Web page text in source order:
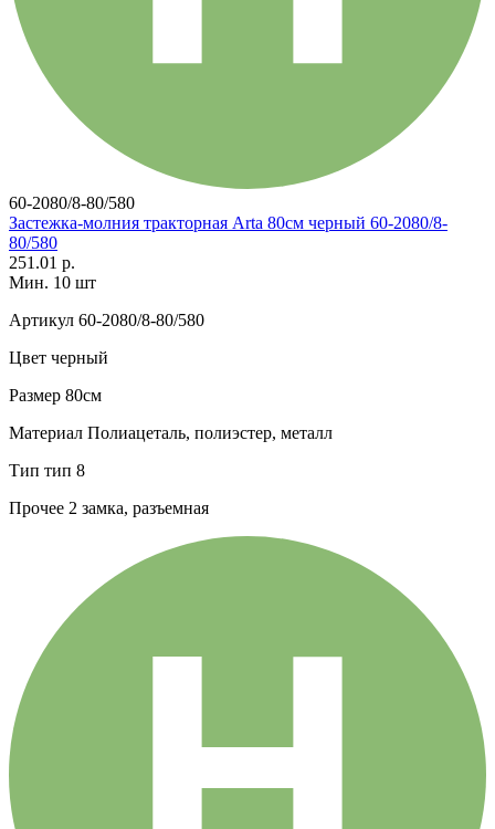
60-2080/8-80/580
Застежка-молния тракторная Arta 80см черный 60-2080/8-
80/580
251.01 р.
Мин. 10 шт
Артикул 60-2080/8-80/580
Цвет черный
Размер 80см
Материал Полиацеталь, полиэстер, металл
Тип тип 8
Прочее 2 замка, разъемная